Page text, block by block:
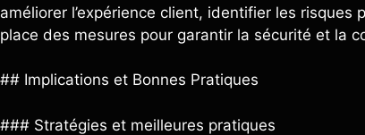
améliorer l’expérience client, identifier les
place des mesures pour garantir la sécurité et la
## Implications et Bonnes Pratiques
### Stratégies et meilleures pratiques